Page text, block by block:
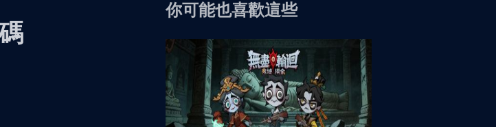
你可能也喜歡這些